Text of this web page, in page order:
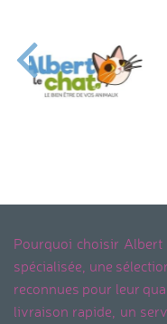
Pourquoi choisir Albert
spécialisée, une
reconnues pour leur
livraison rapide, un